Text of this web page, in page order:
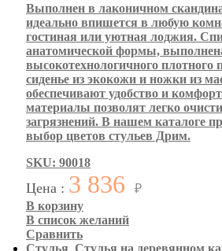
Выполнен в лаконичном
идеально впишется в любую
гостиная или уютная лоджия.
анатомической формы,
высокотехнологичного плотного
сиденье из экокожи и ножки из
обеспечивают удобство и
материалы позволят легко
загрязнений. В нашем каталоге
выбор цветов стульев Дрим.
SKU: 90018
Цена : 3 836
₽
В корзину
В список желаний
Сравнить
Стулья, Стулья на деревянном